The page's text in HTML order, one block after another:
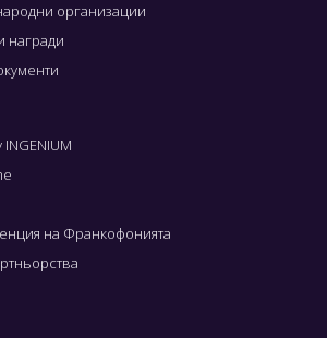
организации
награди
на Франкофонията